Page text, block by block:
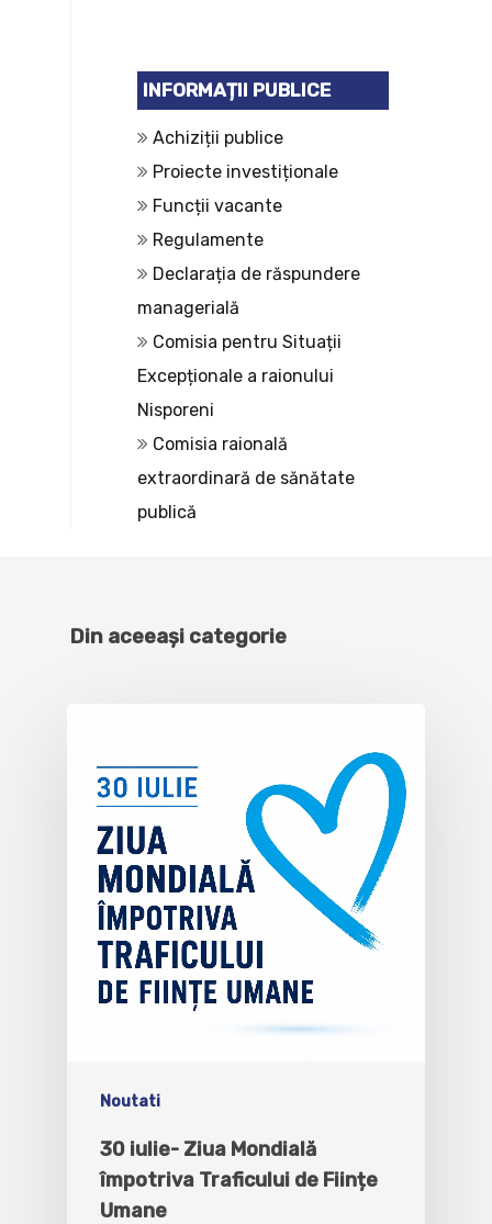
INFORMAȚII PUBLICE
Achiziții publice
Proiecte investiționale
Funcții vacante
Regulamente
Declarația de răspundere
managerială
Comisia pentru Situații
Excepționale a raionului
Nisporeni
Comisia raională
extraordinară de sănătate
publică
Din aceeași categorie
Noutati
30 iulie- Ziua Mondială
împotriva Traficului de Ființe
Umane